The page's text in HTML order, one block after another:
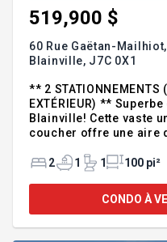
519,900 $
60 Rue Gaëtan-Mailhiot,
Blainville, J7C 0X1
** 2 STATIONNEMENTS
EXTÉRIEUR) **
Blainville! Cette vaste
coucher offre une aire
qualité tels que le bois,
bain, grande douche
de verre, idéale pour
2 1 1 100 pi²
CONDO À